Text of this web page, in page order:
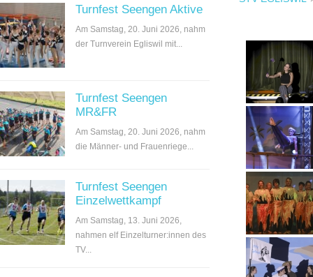
Turnfest Seengen Aktive
Am Samstag, 20. Juni 2026, nahm
der Turnverein Egliswil mit...
Turnfest Seengen
MR&FR
Am Samstag, 20. Juni 2026, nahm
die Männer- und Frauenriege...
Turnfest Seengen
Einzelwettkampf
Am Samstag, 13. Juni 2026,
nahmen elf Einzelturner:innen des
TV...